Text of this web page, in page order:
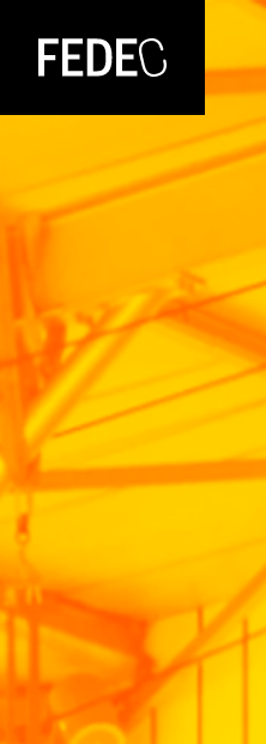
FEDEC